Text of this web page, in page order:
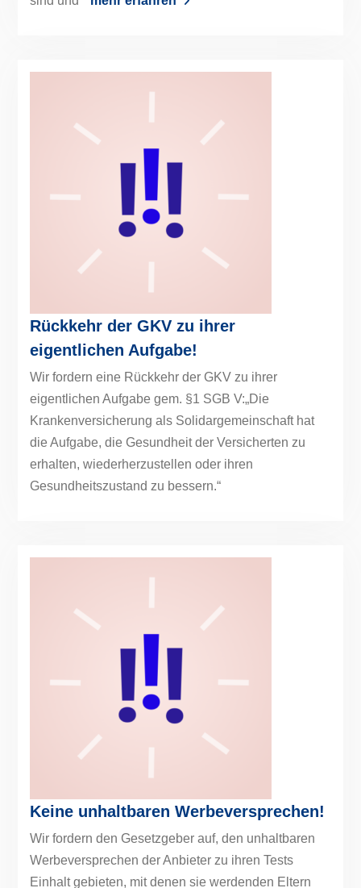
Rückkehr der GKV zu ihrer
eigentlichen Aufgabe!
Wir fordern eine Rückkehr der GKV zu ihrer
eigentlichen Aufgabe gem. §1 SGB V:„Die
Krankenversicherung als Solidargemeinschaft hat
die Aufgabe, die Gesundheit der Versicherten zu
erhalten, wiederherzustellen oder ihren
Gesundheitszustand zu bessern.“
Keine unhaltbaren Werbeversprechen!
Wir fordern den Gesetzgeber auf, den unhaltbaren
Werbeversprechen der Anbieter zu ihren Tests
Einhalt gebieten, mit denen sie werdenden Eltern